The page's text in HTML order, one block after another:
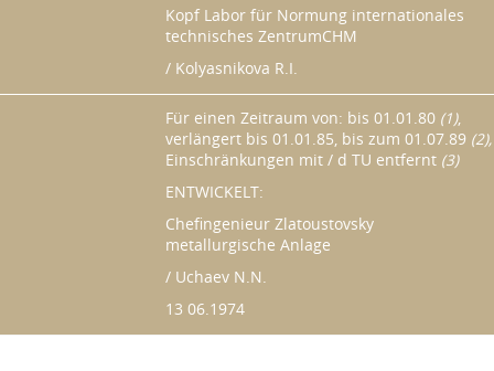
Kopf Labor für Normung internationales
technisches ZentrumCHM
/ Kolyasnikova R.I.
Für einen Zeitraum von: bis 01.01.80 (1),
verlängert bis 01.01.85, bis zum 01.07.89 (2),
Einschränkungen mit / d TU entfernt (3)
ENTWICKELT:
Chefingenieur Zlatoustovsky
metallurgische Anlage
/ Uchaev N.N.
13 06.1974